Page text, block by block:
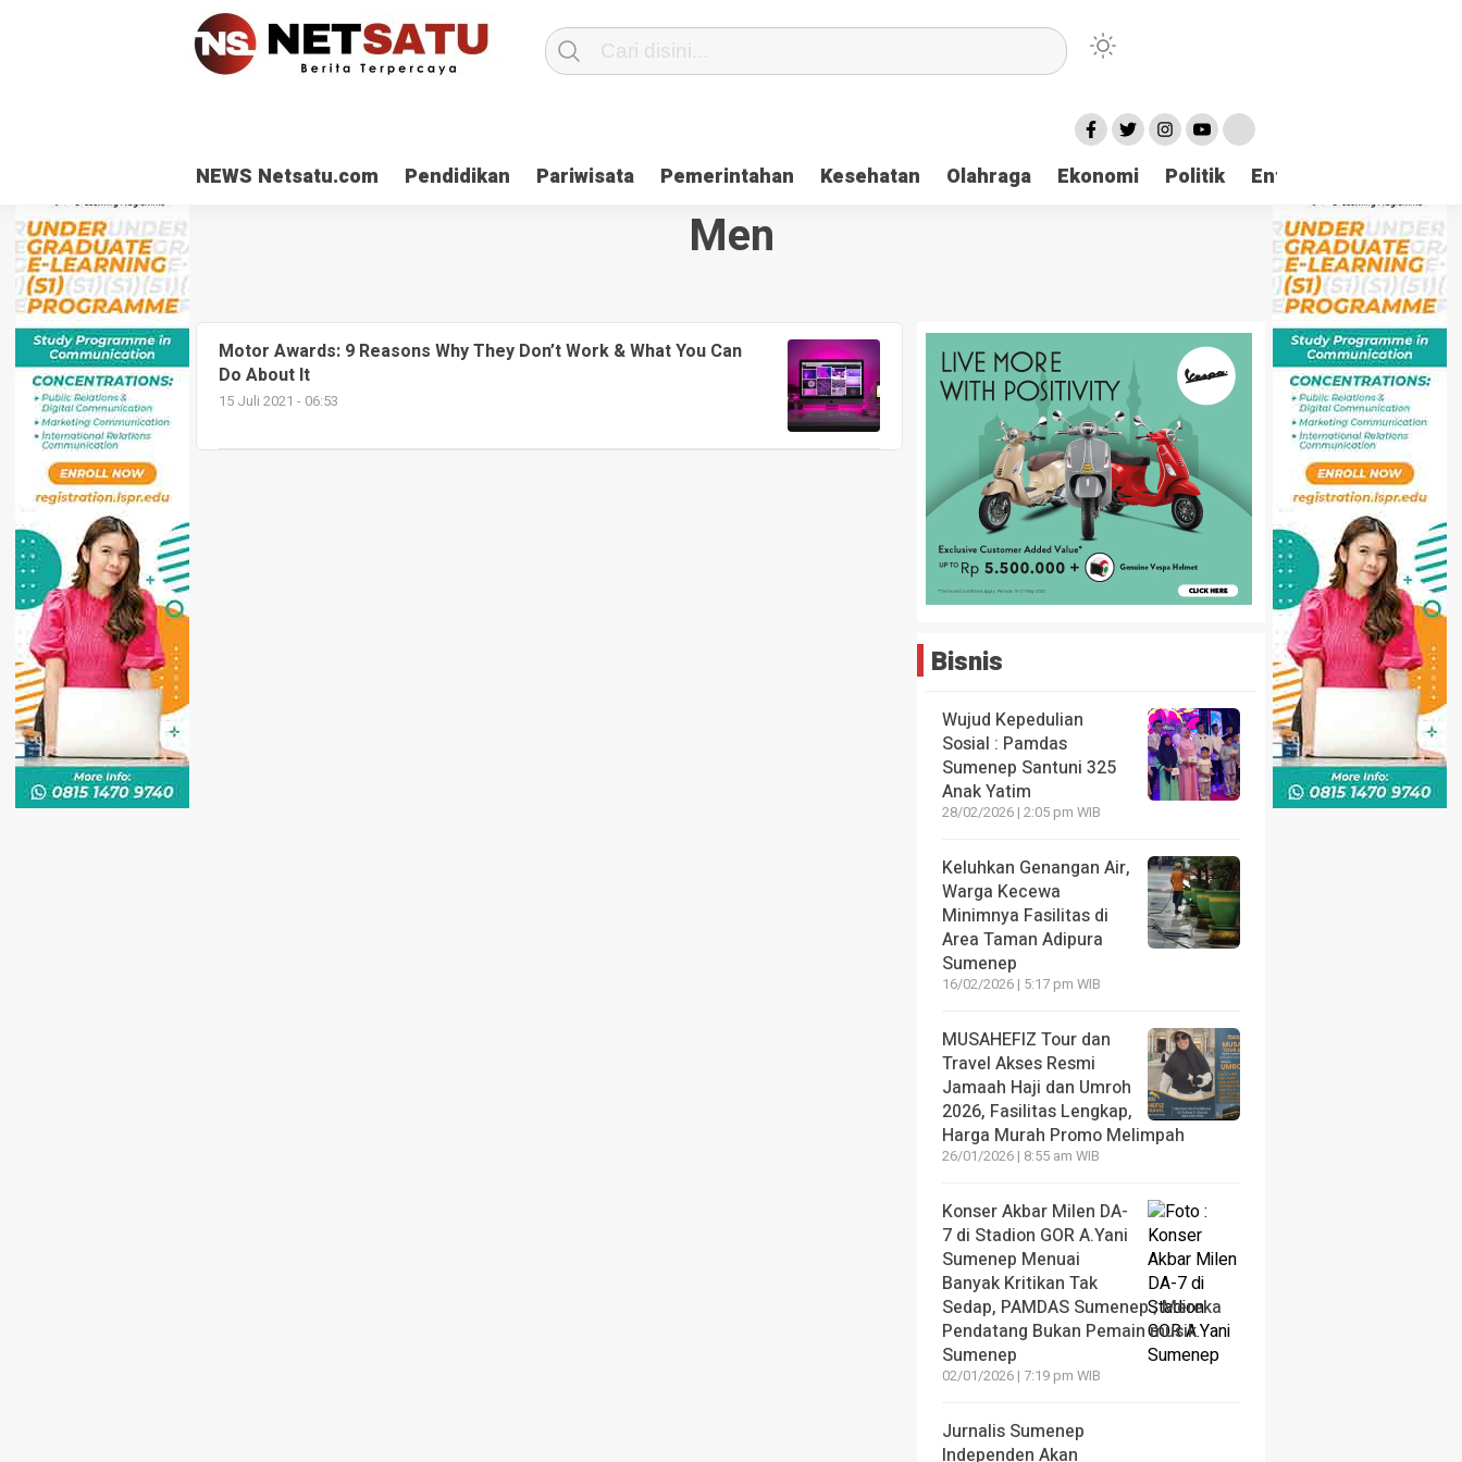
NEWS Netsatu.com Pendidikan Pariwisata Pemerintahan Kesehatan Olahraga Ekonomi Politik Entertaintment
Men
Motor Awards: 9 Reasons Why They Don’t Work & What You Can
Do About It
15 Juli 2021 - 06:53
Bisnis
Wujud Kepedulian
Sosial : Pamdas
Sumenep Santuni 325
Anak Yatim
28/02/2026 | 2:05 pm WIB
Keluhkan Genangan Air,
Warga Kecewa
Minimnya Fasilitas di
Area Taman Adipura
Sumenep
16/02/2026 | 5:17 pm WIB
MUSAHEFIZ Tour dan
Travel Akses Resmi
Jamaah Haji dan Umroh
2026, Fasilitas Lengkap,
Harga Murah Promo Melimpah
26/01/2026 | 8:55 am WIB
Konser Akbar Milen DA-
7 di Stadion GOR A.Yani
Sumenep Menuai
Banyak Kritikan Tak
Sedap, PAMDAS Sumenep ; Mereka
Pendatang Bukan Pemain musik
Sumenep
02/01/2026 | 7:19 pm WIB
Jurnalis Sumenep
Independen Akan